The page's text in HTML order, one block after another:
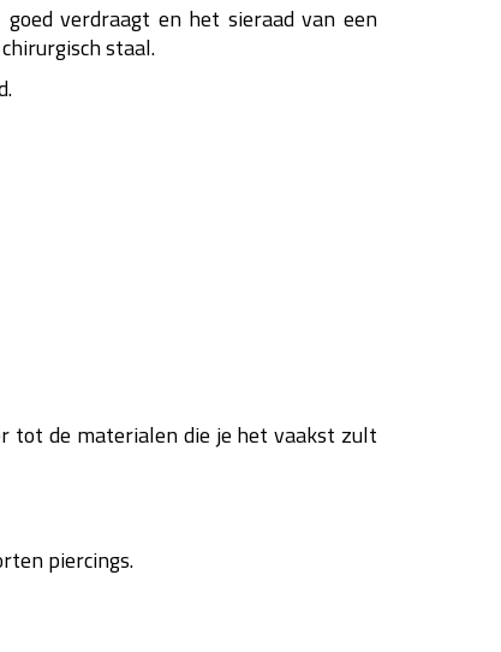
verdraagt en het sieraad van een
staal.
tot de materialen die je het vaakst zult
piercings.